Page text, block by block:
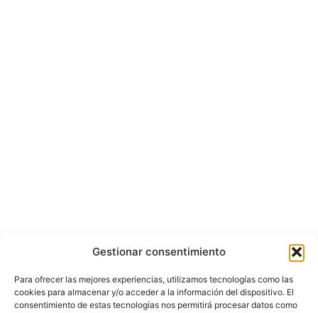
Gestionar consentimiento
Para ofrecer las mejores experiencias, utilizamos tecnologías como las
cookies para almacenar y/o acceder a la información del dispositivo. El
consentimiento de estas tecnologías nos permitirá procesar datos como